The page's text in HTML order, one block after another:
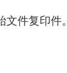
件复印件。